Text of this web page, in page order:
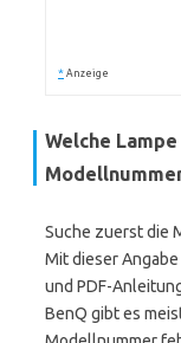
* Anzeige
Welche
Suche zuerst die
Mit dieser
und PDF-
BenQ gibt es